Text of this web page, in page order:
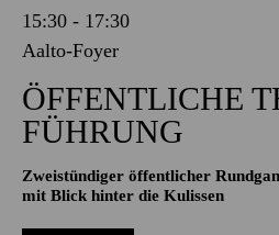
15:30 - 17:30
Aalto-Foyer
ÖFFENTLICHE
FÜHRUNG
Zweistündiger öffentlicher
mit Blick hinter die Kulissen